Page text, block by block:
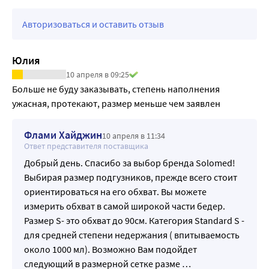
•«дышащий» внешний слой - снижение риска
впитываемость
•мягкий нетканый материал на поверхности
•двойной впитывающий слой с антибактериальным
суперабсорбентом и целлюлозой - высокая
•гидрофобные внутренние боковые бортики -
дополнительная защита от протекания
•индикатор влагонасыщения в виде двойной желтой
полосы, которая при наполнении подгузника меняет
свой цвет.
•низкий показатель обратной сорбции, влагоотдачи,
позволяет пациенту чувствовать себя комфортно в
период использования подгузников, влияет на наличие
опрелостей и является профилактикой пролежней.
Авторизоваться и оставить отзыв
Юлия
10 апреля в 09:25
Больше не буду заказывать, степень наполнения
ужасная, протекают, размер меньше чем заявлен
Флами Хайджин10 апреля в 11:34
Ответ представителя поставщика
Добрый день. Спасибо за выбор бренда Solomed!
Выбирая размер подгузников, прежде всего стоит
ориентироваться на его обхват. Вы можете
измерить обхват в самой широкой части бедер.
Размер S- это обхват до 90см. Категория Standard S -
для средней степени недержания ( впитываемость
около 1000 мл). Возможно Вам подойдет
следующий в размерной сетке разме …